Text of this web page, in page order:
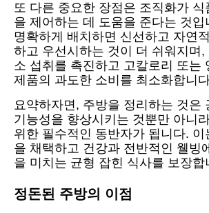
또 다른 중요한 장점은 조직화가 식
을 제어하는 데 도움을 준다는 것입
명확하게 배치하면 신선하고 자연
하고 우선시하는 것이 더 쉬워지며
소 섭취를 촉진하고 고칼로리 또는
제품의 과도한 소비를 최소화합니
요약하자면, 주방을 정리하는 것은
기능성을 향상시키는 것뿐만 아니
위한 필수적인 동반자가 됩니다.
을 채택하고 건강과 전반적인 웰빙
을 미치는 균형 잡힌 식사를 보장합
정돈된 주방의 이점